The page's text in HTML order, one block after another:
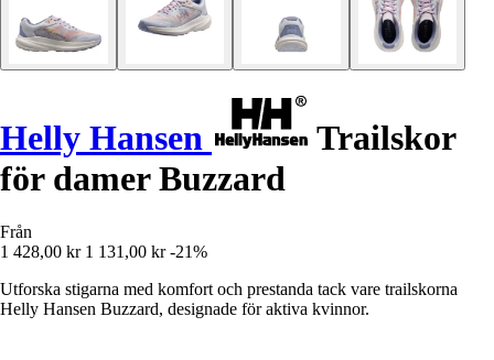
Helly Hansen
Trailskor
för damer Buzzard
Från
1 428,00 kr 1 131,00 kr -21%
Utforska stigarna med komfort och prestanda tack vare trailskorna
Helly Hansen Buzzard, designade för aktiva kvinnor.